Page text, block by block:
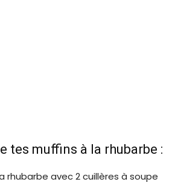
tes muffins à la rhubarbe :
rhubarbe avec 2 cuillères à soupe